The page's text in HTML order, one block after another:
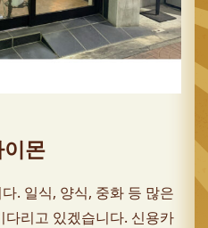
몬
. 일식, 양식, 중화 등 많은
리고 있겠습니다. 신용카